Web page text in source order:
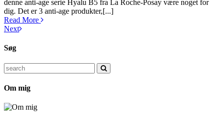
denne anti-age serie Hyalu B5 fra La Roche-Posay være noget for
dig. Det er 3 anti-age produkter,[...]
Read More
Next
Søg
Search
for:
Om mig